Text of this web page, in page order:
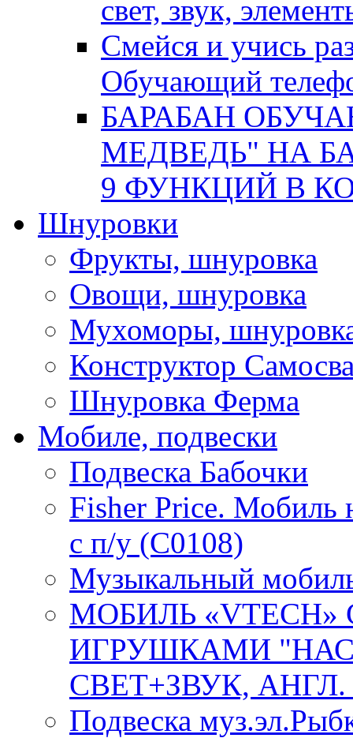
свет, звук,
Смейся и учись
Обучающий
БАРАБАН
МЕДВЕДЬ" НА
9 ФУНКЦИЙ В
Шнуровки
Фрукты, шнуровка
Овощи, шнуровка
Мухоморы,
Конструктор
Шнуровка Ферма
Мобиле, подвески
Подвеска Бабочки
Fisher Price. Мобиль
с п/у (C0108)
Музыкальный
МОБИЛЬ
ИГРУШКАМИ
СВЕТ+ЗВУК, АНГЛ.
Подвеска